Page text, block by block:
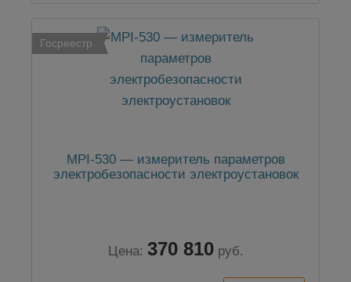
Госреестр
MPI-530 — измеритель параметров
электробезопасности электроустановок
Цена: 370 810 руб.